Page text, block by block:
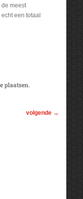
meest
een totaal
plaatsen.
volgende →